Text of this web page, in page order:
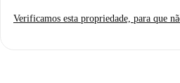
Cantinho de estudo com mesa e
Verificamos esta propriedade, para que